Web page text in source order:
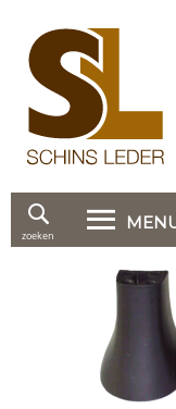
zoeken